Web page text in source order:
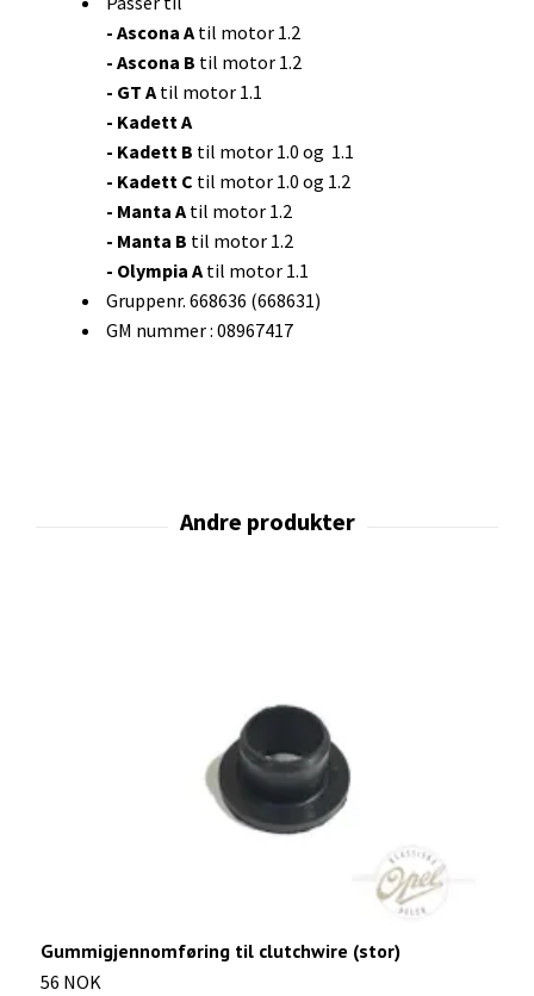
- Ascona Atil motor 1.2
- Ascona B til motor 1.2
- GT Atil motor 1.1
- Kadett A
- Kadett B til motor 1.0 og 1.1
- Kadett C til motor 1.0 og 1.2
- Manta Atil motor 1.2
- Manta B til motor 1.2
- Olympia Atil motor 1.1
Gruppenr. 668636 (668631)
GM nummer : 08967417
Gummigjennomføring til clutchwire (stor)
56 NOK